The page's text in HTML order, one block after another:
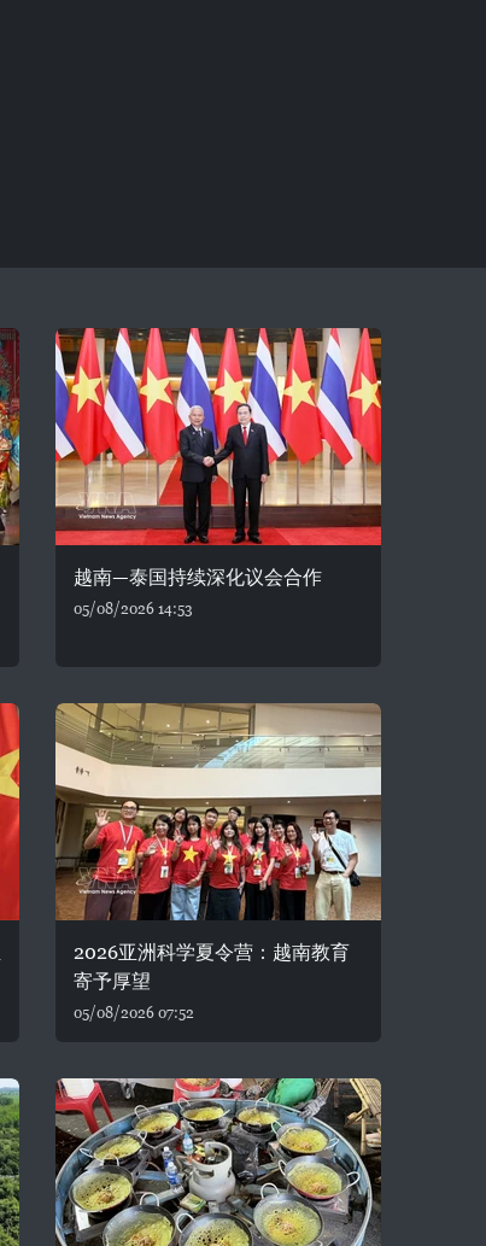
越南—泰国持续深化议会合作
05/08/2026 14:53
2026亚洲科学夏令营：越南教育
寄予厚望
05/08/2026 07:52